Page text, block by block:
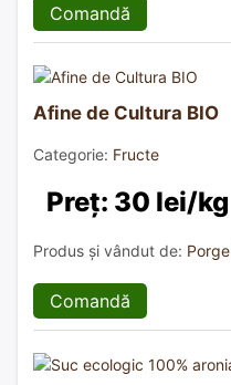
Comandă
Afine de Cultura BIO
Categorie: Fructe
Preț: 30 lei/kg
Produs și vândut de:
Comandă